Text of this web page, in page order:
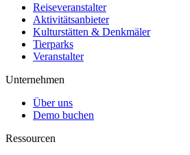
Reiseveranstalter
Aktivitätsanbieter
Kulturstätten & Denkmäler
Tierparks
Veranstalter
Unternehmen
Über uns
Demo buchen
Ressourcen